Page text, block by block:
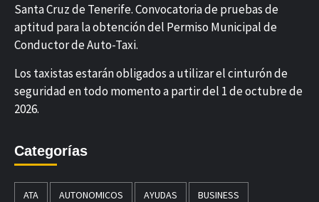
Santa Cruz de Tenerife. Convocatoria de pruebas de
aptitud para la obtención del Permiso Municipal de
Conductor de Auto-Taxi.
Los taxistas estarán obligados a utilizar el cinturón de
seguridad en todo momento a partir del 1 de octubre de
2026.
Categorías
ATA AUTONOMICOS AYUDAS BUSINESS